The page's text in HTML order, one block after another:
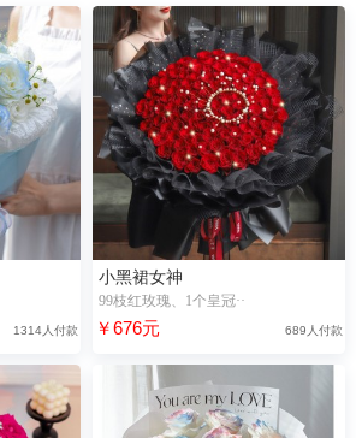
1314人付款
小黑裙女神
99枝红玫瑰、1个皇冠··
￥676元 689人付款